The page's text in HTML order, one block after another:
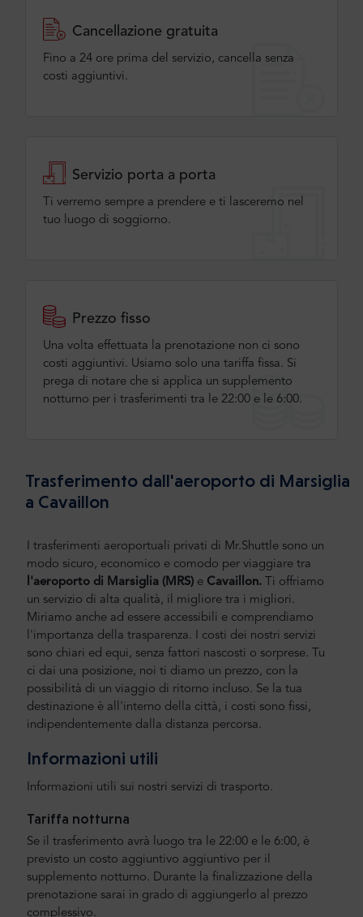
Cancellazione gratuita
Fino a 24 ore prima del servizio, cancella senza
costi aggiuntivi.
Servizio porta a porta
Ti verremo sempre a prendere e ti lasceremo nel
tuo luogo di soggiorno.
Prezzo fisso
Una volta effettuata la prenotazione non ci sono
costi aggiuntivi. Usiamo solo una tariffa fissa. Si
prega di notare che si applica un supplemento
notturno per i trasferimenti tra le 22:00 e le 6:00.
Trasferimento dall'aeroporto di Marsiglia
a Cavaillon
I trasferimenti aeroportuali privati di Mr.Shuttle sono un
modo sicuro, economico e comodo per viaggiare tra
l'aeroporto di Marsiglia (MRS) e Cavaillon. Ti offriamo
un servizio di alta qualità, il migliore tra i migliori.
Miriamo anche ad essere accessibili e comprendiamo
l'importanza della trasparenza. I costi dei nostri servizi
sono chiari ed equi, senza fattori nascosti o sorprese. Tu
ci dai una posizione, noi ti diamo un prezzo, con la
possibilità di un viaggio di ritorno incluso. Se la tua
destinazione è all'interno della città, i costi sono fissi,
indipendentemente dalla distanza percorsa.
Informazioni utili
Informazioni utili sui nostri servizi di trasporto.
Tariffa notturna
Se il trasferimento avrà luogo tra le 22:00 e le 6:00, è
previsto un costo aggiuntivo aggiuntivo per il
supplemento notturno. Durante la finalizzazione della
prenotazione sarai in grado di aggiungerlo al prezzo
complessivo.